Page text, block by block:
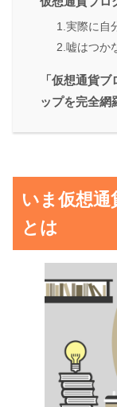
1.実際に自
2.嘘はつか
「仮想通貨
ップを完全網
いま仮想
とは